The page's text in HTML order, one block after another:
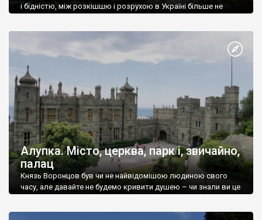
і бідністю, між розкішшю і розрухою в Україні більше не
Алупка. Місто, церква, парк і, звичайно,
палац
Князь Воронцов був чи не найвідомішою людиною свого
часу, але давайте не будемо кривити душею – чи знали ви це